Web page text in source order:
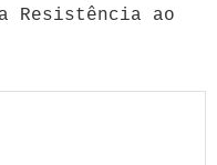
Resistência ao